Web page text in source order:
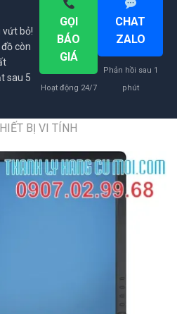
vứt bỏ!
còn
sau 5
GỌI
BÁO
GIÁ
Hoạt động 24/7
CHAT
ZALO
Phản hồi sau 1
phút
BỊ VI TÍNH